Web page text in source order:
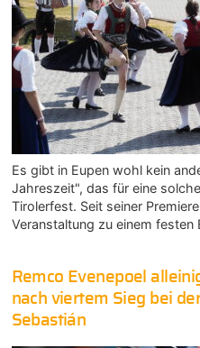
Es gibt in Eupen wohl kein
Jahreszeit", das für eine
Tirolerfest. Seit seiner
Veranstaltung zu einem festen
Remco Evenepoel
nach viertem Sieg bei
Sebastián